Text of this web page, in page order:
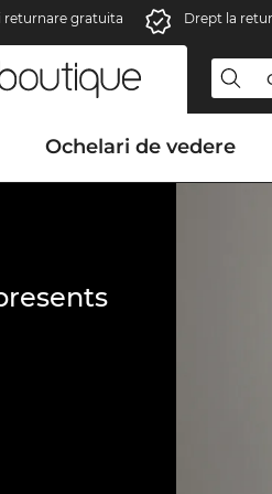
returnare gratuita Drept la
Ochelari de vedere